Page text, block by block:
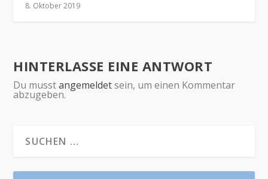
8. Oktober 2019
HINTERLASSE EINE ANTWORT
Du musstangemeldetsein, um einen Kommentar
abzugeben.